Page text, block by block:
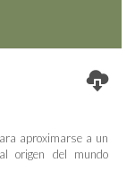
aproximarse a un
origen del mundo